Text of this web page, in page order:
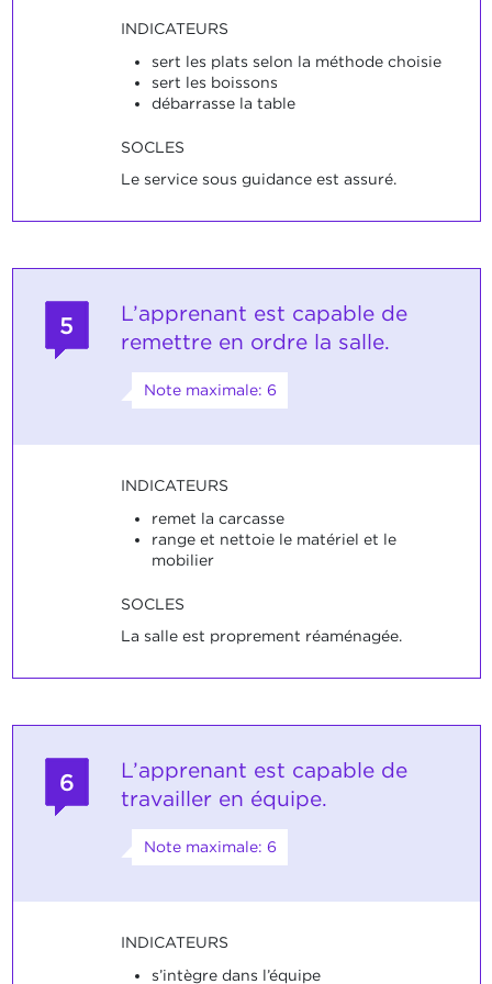
INDICATEURS
sert les plats selon la méthode choisie
sert les boissons
débarrasse la table
SOCLES
Le service sous guidance est assuré.
5
L’apprenant est capable de
remettre en ordre la salle.
Note maximale: 6
INDICATEURS
remet la carcasse
range et nettoie le matériel et le
mobilier
SOCLES
La salle est proprement réaménagée.
6
L’apprenant est capable de
travailler en équipe.
Note maximale: 6
INDICATEURS
s’intègre dans l’équipe